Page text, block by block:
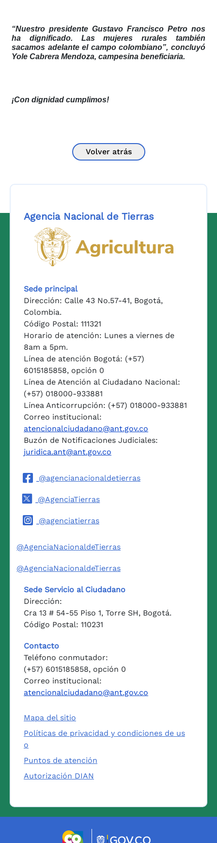
“Nuestro presidente Gustavo Francisco Petro nos
ha dignificado. Las mujeres rurales también
sacamos adelante el campo colombiano”, concluyó
Yole Cabrera Mendoza, campesina beneficiaria.
¡Con dignidad cumplimos!
Volver atrás
Agencia Nacional de Tierras
Sede principal
Dirección: Calle 43 No.57-41, Bogotá,
Colombia.
Código Postal: 111321
Horario de atención: Lunes a viernes de
8am a 5pm.
Línea de atención Bogotá: (+57)
6015185858, opción 0
Línea de Atención al Ciudadano Nacional:
(+57) 018000-933881
Línea Anticorrupción: (+57) 018000-933881
Correo institucional:
atencionalciudadano@ant.gov.co
Buzón de Notificaciones Judiciales:
juridica.ant@ant.gov.co
@agencianacionaldetierras
@AgenciaTierras
@agenciatierras
@AgenciaNacionaldeTierras
@AgenciaNacionaldeTierras
Sede Servicio al Ciudadano
Dirección:
Cra 13 # 54-55 Piso 1, Torre SH, Bogotá.
Código Postal: 110231
Contacto
Teléfono conmutador:
(+57) 6015185858, opción 0
Correo institucional:
atencionalciudadano@ant.gov.co
Mapa del sitio
Políticas de privacidad y condiciones de us
o
Puntos de atención
Autorización DIAN